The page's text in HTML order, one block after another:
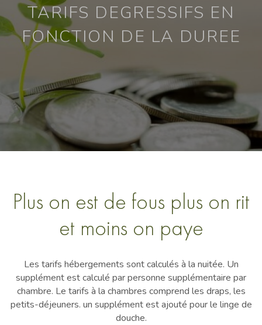
TARIFS DEGRESSIFS EN
FONCTION DE LA DUREE
Plus on est de fous plus on rit
et moins on paye
Les tarifs hébergements sont calculés à la nuitée. Un
supplément est calculé par personne supplémentaire par
chambre. Le tarifs à la chambres comprend les draps, les
petits-déjeuners. un supplément est ajouté pour le linge de
douche.